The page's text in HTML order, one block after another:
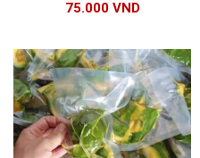
75.000 VND